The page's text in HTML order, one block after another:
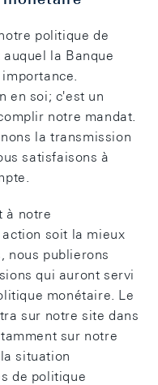
politique de
la Banque
en soi; c'est un
notre mandat.
la transmission
satisfaisons à
à notre
soit la mieux
nous publierons
qui auront servi
monétaire. Le
sur notre site dans
sur notre
situation
de politique